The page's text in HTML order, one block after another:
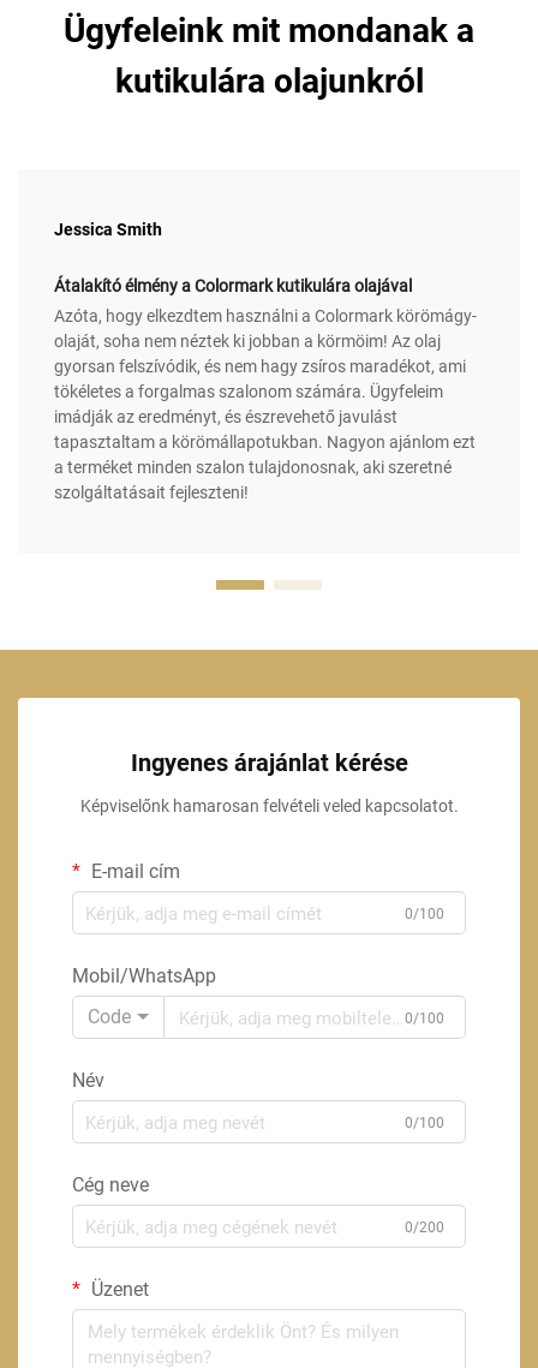
Ügyfeleink mit mondanak a
kutikulára olajunkról
Jessica Smith
Átalakító élmény a Colormark kutikulára olajával
Azóta, hogy elkezdtem használni a Colormark körömágy-
olaját, soha nem néztek ki jobban a körmöim! Az olaj
gyorsan felszívódik, és nem hagy zsíros maradékot, ami
tökéletes a forgalmas szalonom számára. Ügyfeleim
imádják az eredményt, és észrevehető javulást
tapasztaltam a körömállapotukban. Nagyon ajánlom ezt
a terméket minden szalon tulajdonosnak, aki szeretné
szolgáltatásait fejleszteni!
Ingyenes árajánlat kérése
Képviselőnk hamarosan felvételi veled kapcsolatot.
E-mail cím
0/100
Mobil/WhatsApp
Code
0/100
Név
0/100
Cég neve
0/200
Üzenet